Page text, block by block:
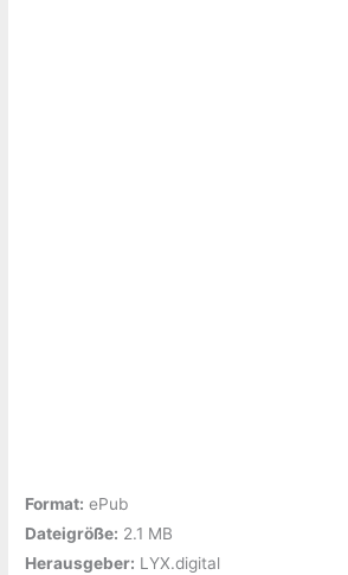
Format: ePub
Dateigröße: ‎2.1 MB
Herausgeber: ‎LYX.digital